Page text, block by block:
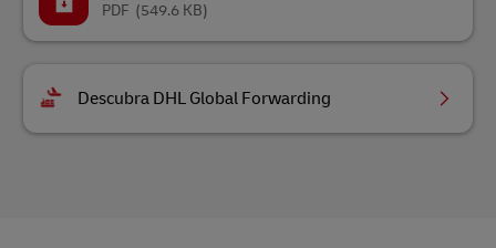
(549.6 KB)
PDF
Descubra DHL Global Forwarding